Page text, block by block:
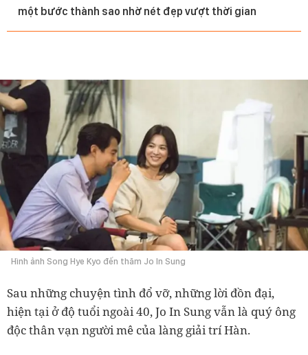
một bước thành sao nhờ nét đẹp vượt thời gian
Hình ảnh Song Hye Kyo đến thăm Jo In Sung
Sau những chuyện tình đổ vỡ, những lời đồn đại,
hiện tại ở độ tuổi ngoài 40, Jo In Sung vẫn là quý ông
độc thân vạn người mê của làng giải trí Hàn.